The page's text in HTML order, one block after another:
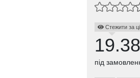
Стежити за
під